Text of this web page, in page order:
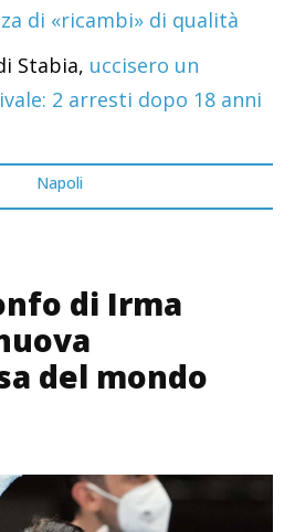
di «ricambi» di qualità
Stabia, uccisero un
2 arresti dopo 18 anni
Napoli
di Irma
del mondo